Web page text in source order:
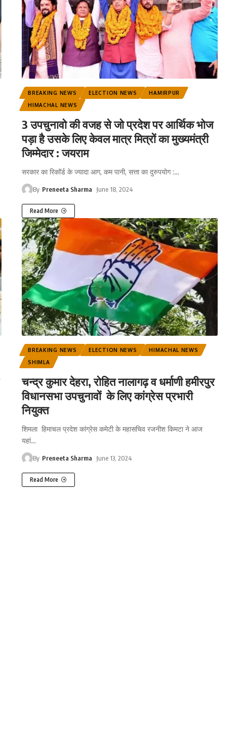
BREAKING NEWS ELECTION NEWS
HAMIRPUR
HIMACHAL NEWS
3 उपचुनावो की वजह से जो प्रदेश पर आर्थिक भोज
पड़ा है उसके लिए केवल मात्र मित्रों का मुख्यमंत्री
जिम्मेदार : जयराम
सरकार का रिकॉर्ड के ज्यादा आग, कम पानी, सत्ता का दुरुपयोग :…
By Preneeta Sharma June 18, 2024
Read More
BREAKING NEWS ELECTION NEWS
HIMACHAL NEWS
SHIMLA
चन्द्र कुमार देहरा, रोहित नालागढ़ व धर्माणी हमीरपुर
विधानसभा उपचुनावों के लिए कांग्रेस प्रभारी
नियुक्त
शिमला हिमाचल प्रदेश कांग्रेस कमेटी के महासचिव रजनीश किमटा ने आज
यहां…
By Preneeta Sharma June 13, 2024
Read More